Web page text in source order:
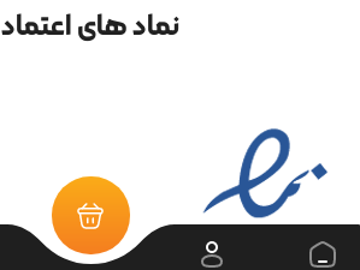
نماد های اعتماد